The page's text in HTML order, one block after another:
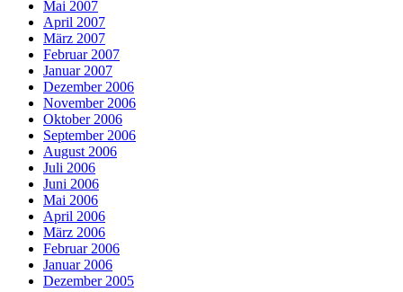
Mai 2007
April 2007
März 2007
Februar 2007
Januar 2007
Dezember 2006
November 2006
Oktober 2006
September 2006
August 2006
Juli 2006
Juni 2006
Mai 2006
April 2006
März 2006
Februar 2006
Januar 2006
Dezember 2005